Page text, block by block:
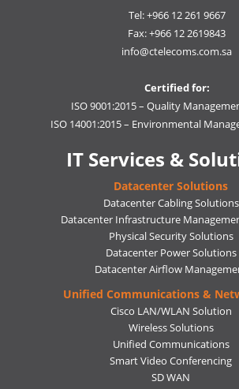
Tel: +966 12 261 9667
Fax: +966 12 2619843
info@ctelecoms.com.sa
Certified for:
ISO 9001:2015 – Quality
ISO 14001:2015 – Environmental
IT Services &
Datacenter Solutions
Datacenter Cabling Solutions
Datacenter Infrastructure
Physical Security Solutions
Datacenter Power Solutions
Datacenter Airflow
Unified Communications &
Cisco LAN/WLAN Solution
Wireless Solutions
Unified Communications
Smart Video Conferencing
SD WAN